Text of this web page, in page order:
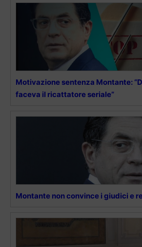
Motivazione sentenza Montante:
faceva il ricattatore seriale”
Montante non convince i giudici e